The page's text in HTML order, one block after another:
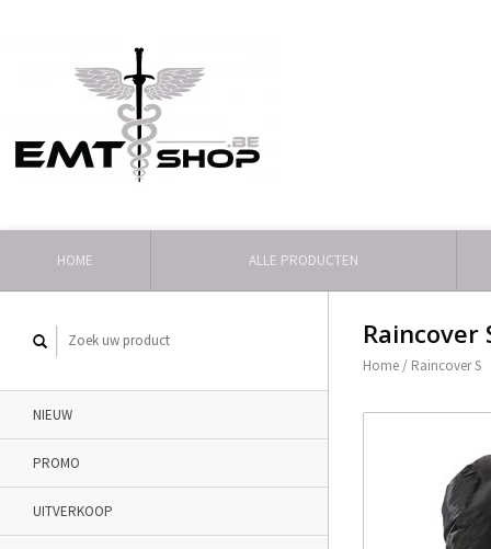
HOME ALLE PRODUCTEN
NIEUW
PROMO
UITVERKOOP
Raincover
Home / Raincover S